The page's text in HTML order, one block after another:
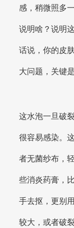
感，稍微照多
说明啥？说明
话说，你的皮
大问题，关键
这水泡一旦破
很容易感染。
者无菌纱布，
些消炎药膏，
手去抠，更别
较大，或者破